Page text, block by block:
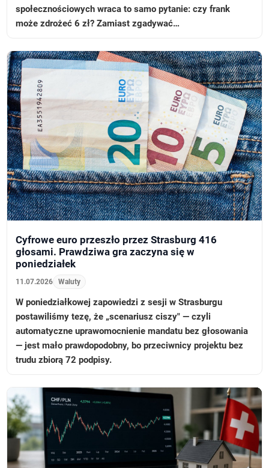
społecznościowych wraca to samo pytanie: czy frank
może zdrożeć 6 zł? Zamiast zgadywać…
Cyfrowe euro przeszło przez Strasburg 416
głosami. Prawdziwa gra zaczyna się w
poniedziałek
11.07.2026 Waluty
W poniedziałkowej zapowiedzi z sesji w Strasburgu
postawiliśmy tezę, że „scenariusz ciszy" — czyli
automatyczne uprawomocnienie mandatu bez głosowania
— jest mało prawdopodobny, bo przeciwnicy projektu bez
trudu zbiorą 72 podpisy.